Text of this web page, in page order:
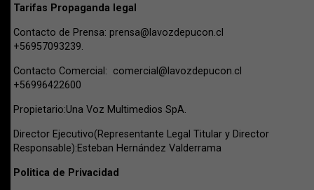
Tarifas Propaganda legal
Contacto de Prensa: prensa@lavozdepucon.cl
+56957093239.
Contacto Comercial: comercial@lavozdepucon.cl
+56996422600
Propietario:Una Voz Multimedios SpA.
Director Ejecutivo(Representante Legal Titular y Director
Responsable):Esteban Hernández Valderrama
Politica de Privacidad